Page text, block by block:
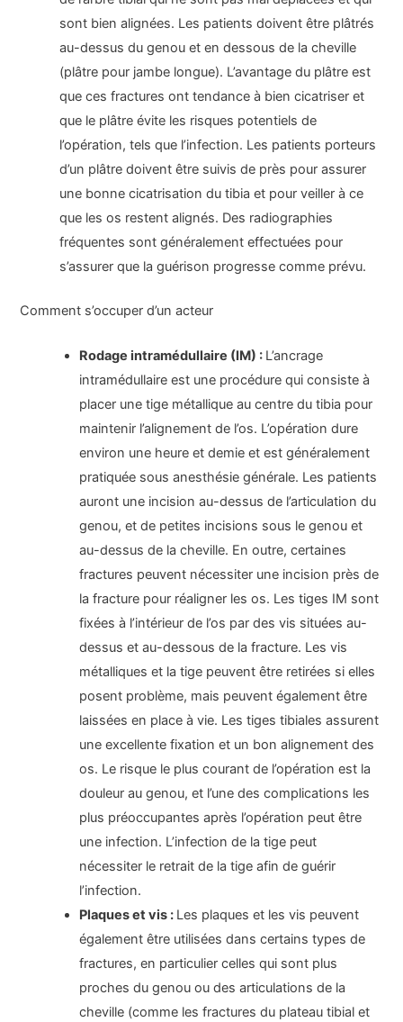
sont bien alignées. Les patients doivent être plâtrés
au-dessus du genou et en dessous de la cheville
(plâtre pour jambe longue). L’avantage du plâtre est
que ces fractures ont tendance à bien cicatriser et
que le plâtre évite les risques potentiels de
l’opération, tels que l’infection. Les patients porteurs
d’un plâtre doivent être suivis de près pour assurer
une bonne cicatrisation du tibia et pour veiller à ce
que les os restent alignés. Des radiographies
fréquentes sont généralement effectuées pour
s’assurer que la guérison progresse comme prévu.
Comment s’occuper d’un acteur
Rodage intramédullaire (IM) : L’ancrage
intramédullaire est une procédure qui consiste à
placer une tige métallique au centre du tibia pour
maintenir l’alignement de l’os. L’opération dure
environ une heure et demie et est généralement
pratiquée sous anesthésie générale. Les patients
auront une incision au-dessus de l’articulation du
genou, et de petites incisions sous le genou et
au-dessus de la cheville. En outre, certaines
fractures peuvent nécessiter une incision près de
la fracture pour réaligner les os. Les tiges IM sont
fixées à l’intérieur de l’os par des vis situées au-
dessus et au-dessous de la fracture. Les vis
métalliques et la tige peuvent être retirées si elles
posent problème, mais peuvent également être
laissées en place à vie. Les tiges tibiales assurent
une excellente fixation et un bon alignement des
os. Le risque le plus courant de l’opération est la
douleur au genou, et l’une des complications les
plus préoccupantes après l’opération peut être
une infection. L’infection de la tige peut
nécessiter le retrait de la tige afin de guérir
l’infection.
Plaques et vis : Les plaques et les vis peuvent
également être utilisées dans certains types de
fractures, en particulier celles qui sont plus
proches du genou ou des articulations de la
cheville (comme les fractures du plateau tibial et